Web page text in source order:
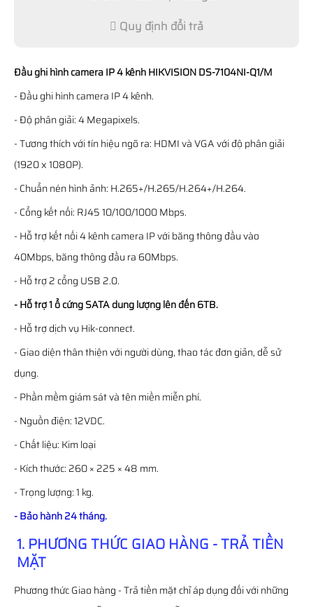
Quy định đổi trả
Đầu ghi hình camera IP 4 kênh HIKVISION DS-7104NI-Q1/M
- Đầu ghi hình camera IP 4 kênh.
- Độ phân giải: 4 Megapixels.
- Tương thích với tín hiệu ngõ ra: HDMI và VGA với độ phân giải
(1920 x 1080P).
- Chuẩn nén hình ảnh: H.265+/H.265/H.264+/H.264.
- Cổng kết nối: RJ45 10/100/1000 Mbps.
- Hỗ trợ kết nối 4 kênh camera IP với băng thông đầu vào
40Mbps, băng thông đầu ra 60Mbps.
- Hỗ trợ 2 cổng USB 2.0.
- Hỗ trợ 1 ổ cứng SATA dung lượng lên đến 6TB.
- Hỗ trợ dịch vụ Hik-connect.
- Giao diện thân thiện với người dùng, thao tác đơn giản, dễ sử
dụng.
- Phần mềm giám sát và tên miền miễn phí.
- Nguồn điện: 12VDC.
- Chất liệu: Kim loại
- Kích thước: 260 × 225 × 48 mm.
- Trọng lượng: 1 kg.
- Bảo hành 24 tháng.
1. PHƯƠNG THỨC GIAO HÀNG - TRẢ TIỀN
MẶT
Phương thức Giao hàng - Trả tiền mặt chỉ áp dụng đối với những